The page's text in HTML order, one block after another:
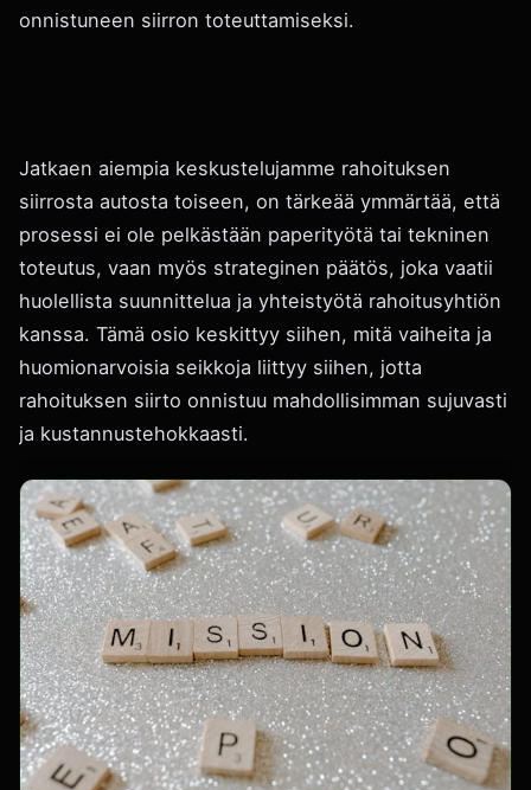
onnistuneen siirron toteuttamiseksi.
Jatkaen aiempia keskustelujamme rahoituksen
siirrosta autosta toiseen, on tärkeää ymmärtää, että
prosessi ei ole pelkästään paperityötä tai tekninen
toteutus, vaan myös strateginen päätös, joka vaatii
huolellista suunnittelua ja yhteistyötä rahoitusyhtiön
kanssa. Tämä osio keskittyy siihen, mitä vaiheita ja
huomionarvoisia seikkoja liittyy siihen, jotta
rahoituksen siirto onnistuu mahdollisimman sujuvasti
ja kustannustehokkaasti.